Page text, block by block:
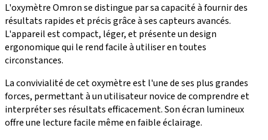
L'oxymètre Omron se distingue par sa capacité à fournir des
résultats rapides et précis grâce à ses capteurs avancés.
L'appareil est compact, léger, et présente un design
ergonomique qui le rend facile à utiliser en toutes
circonstances.
La convivialité de cet oxymètre est l'une de ses plus grandes
forces, permettant à un utilisateur novice de comprendre et
interpréter ses résultats efficacement. Son écran lumineux
offre une lecture facile même en faible éclairage.